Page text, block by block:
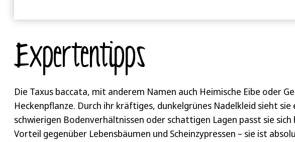
Expertentipps
Die Taxus baccata, mit anderem Namen auch Heimische Eibe oder
Heckenpflanze. Durch ihr kräftiges, dunkelgrünes Nadelkleid sieht
schwierigen Bodenverhältnissen oder schattigen Lagen passt sie
Vorteil gegenüber Lebensbäumen und Scheinzypressen – sie ist